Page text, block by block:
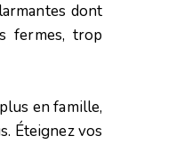
dont
fermes, trop
en famille,
Éteignez vos